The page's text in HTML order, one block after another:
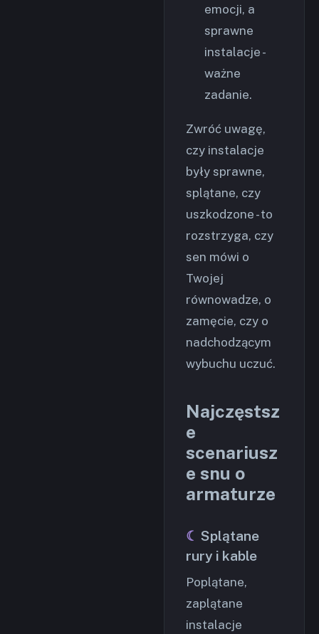
emocji, a
sprawne
instalacje -
ważne
zadanie.
Zwróć uwagę,
czy instalacje
były sprawne,
splątane, czy
uszkodzone - to
rozstrzyga, czy
sen mówi o
Twojej
równowadze, o
zamęcie, czy o
nadchodzącym
wybuchu uczuć.
Najczęstsz
e
scenariusz
e snu o
armaturze
Splątane
rury i kable
Poplątane,
zaplątane
instalacje